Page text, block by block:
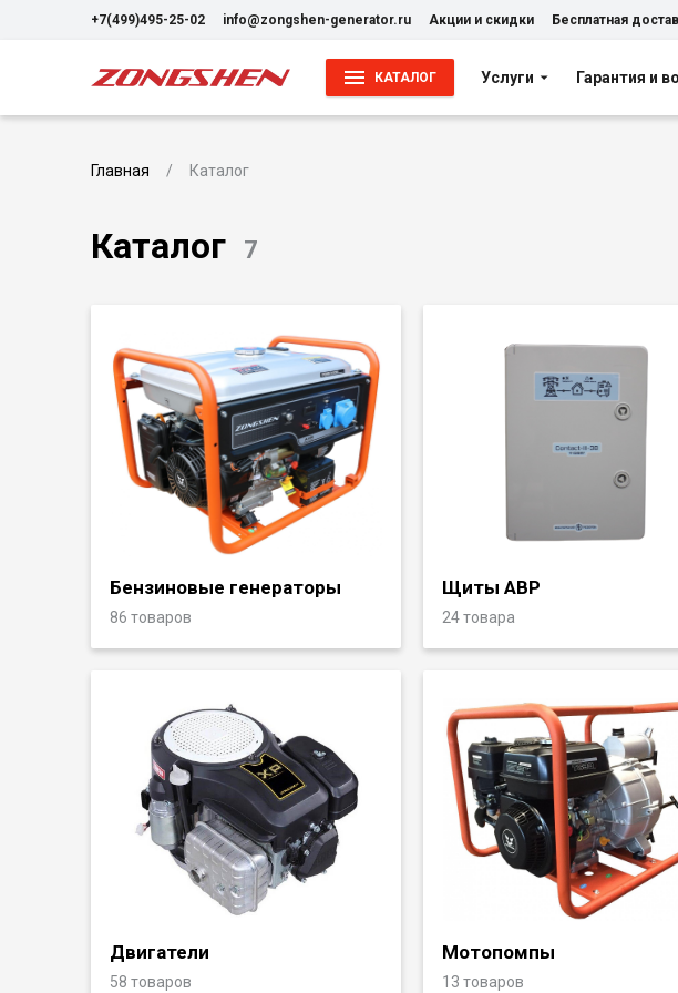
+7(499)495-25-02 info@zongshen-generator.ru Акции и скидки Бесплатная
КАТАЛОГ Услуги Гарантия и
Главная Каталог
Каталог 7
Бензиновые генераторы
86 товаров
Щиты АВР
24 товара
Двигатели
58 товаров
Мотопомпы
13 товаров